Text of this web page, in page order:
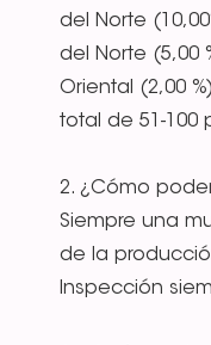
del Norte
del Norte (5,00
Oriental (2,00
total de 51-100
2. ¿Cómo
Siempre una
de la
Inspección